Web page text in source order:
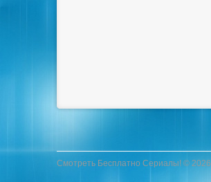
Смотреть Бесплатно Сериалы! © 2026